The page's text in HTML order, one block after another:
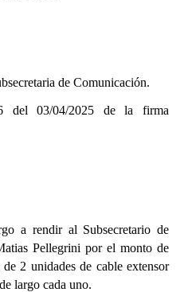
de Comunicación.
del 03/04/2025 de la firma
a rendir al Subsecretario de
Pellegrini por el monto de
2 unidades de cable extensor
largo cada uno.